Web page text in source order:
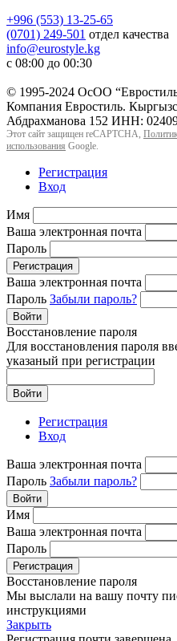
+996 (553) 13-25-65
(0701) 249-501 отдел качества
info@eurostyle.kg
с 08:00 до 00:30
© 1995-2024 ОсОО
Компания Евростиль.
Абдрахманова 152 ИНН:
Этот сайт защищен reCAPTCHA,
использования Google.
Регистрация
Вход
Имя
Ваша электронная почта
Пароль
Регистрация
Ваша электронная почта
Пароль Забыли пароль?
Войти
Восстановление пароля
Для восстановления пароля
указаный при регистрации
Войти
Регистрация
Вход
Ваша электронная почта
Пароль Забыли пароль?
Войти
Имя
Ваша электронная почта
Пароль
Регистрация
Восстановление пароля
Мы выслали на вашу почту
инструкциями
Закрыть